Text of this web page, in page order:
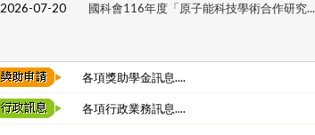
2026-07-20
國科會116年度「原子能科技學術合作研究...
各項獎助學金訊息....
各項行政業務訊息....